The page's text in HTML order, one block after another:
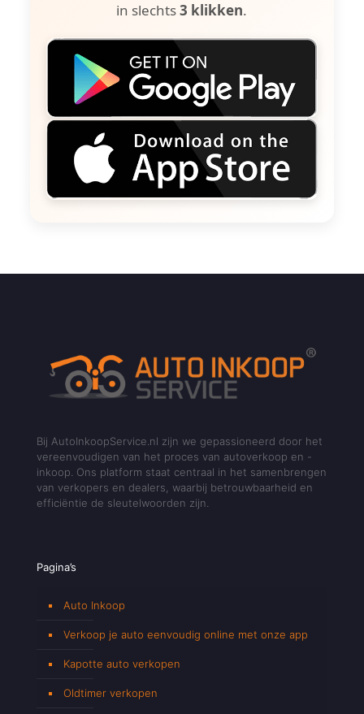
in slechts3 klikken.
Bij AutoInkoopService.nl zijn we gepassioneerd door het
vereenvoudigen van het proces van autoverkoop en -
inkoop. Ons platform staat centraal in het samenbrengen
van verkopers en dealers, waarbij betrouwbaarheid en
efficiëntie de sleutelwoorden zijn.
Pagina’s
Auto Inkoop
Verkoop je auto eenvoudig online met onze app
Kapotte auto verkopen
Oldtimer verkopen